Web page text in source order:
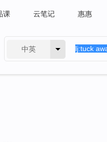
课 云笔记 惠惠
中英